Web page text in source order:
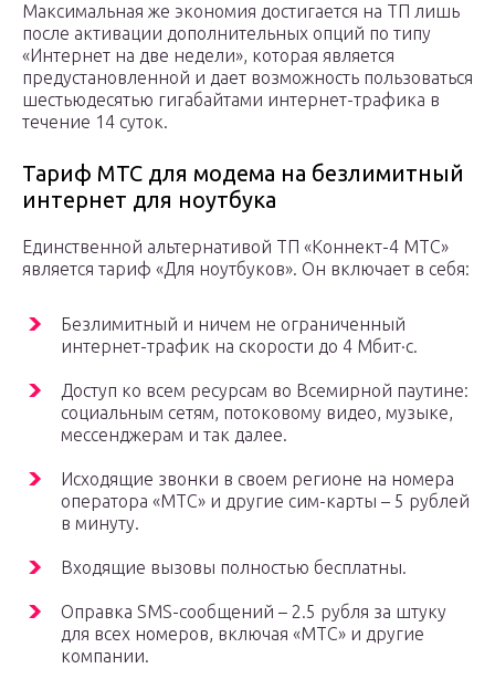
Максимальная же экономия достигается на ТП лишь
после активации дополнительных опций по типу
«Интернет на две недели», которая является
предустановленной и дает возможность пользоваться
шестьюдесятью гигабайтами интернет-трафика в
течение 14 суток.
Тариф МТС для модема на безлимитный
интернет для ноутбука
Единственной альтернативой ТП «Коннект-4 МТС»
является тариф «Для ноутбуков». Он включает в себя:
Безлимитный и ничем не ограниченный
интернет-трафик на скорости до 4 Мбит·с.
Доступ ко всем ресурсам во Всемирной паутине:
социальным сетям, потоковому видео, музыке,
мессенджерам и так далее.
Исходящие звонки в своем регионе на номера
оператора «МТС» и другие сим-карты – 5 рублей
в минуту.
Входящие вызовы полностью бесплатны.
Оправка SMS-сообщений – 2.5 рубля за штуку
для всех номеров, включая «МТС» и другие
компании.